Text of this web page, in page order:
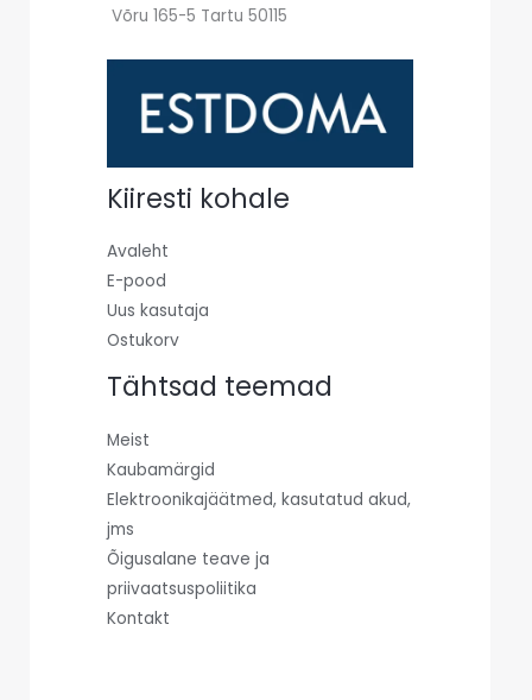
Võru 165-5 Tartu 50115
Kiiresti kohale
Avaleht
E-pood
Uus kasutaja
Ostukorv
Tähtsad teemad
Meist
Kaubamärgid
Elektroonikajäätmed, kasutatud akud,
jms
Õigusalane teave ja
priivaatsuspoliitika
Kontakt